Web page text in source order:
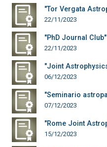
"Tor Vergata
22/11/2023
"PhD Journal Club"
22/11/2023
"Joint
06/12/2023
"Seminario
07/12/2023
"Rome Joint
15/12/2023